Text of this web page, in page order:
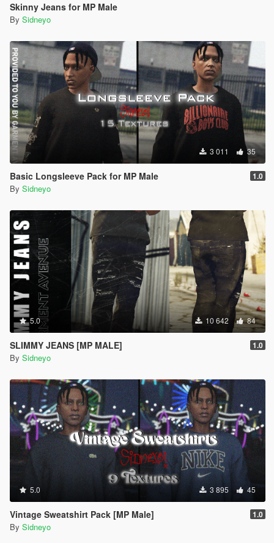
Skinny Jeans for MP Male
By Sidneyo
3 011 35
Basic Longsleeve Pack for MP Male 1.0
By Sidneyo
5.0 10 642 84
SLIMMY JEANS [MP MALE] 1.0
By Sidneyo
5.0 3 895 45
Vintage Sweatshirt Pack [MP Male] 1.0
By Sidneyo